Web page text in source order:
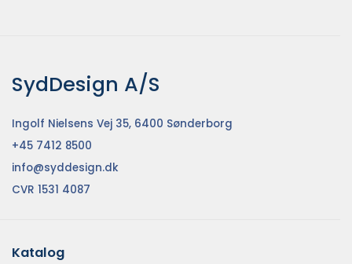
SydDesign A/S
Ingolf Nielsens Vej 35, 6400 Sønderborg
+45 7412 8500
info@syddesign.dk
CVR 1531 4087
Katalog